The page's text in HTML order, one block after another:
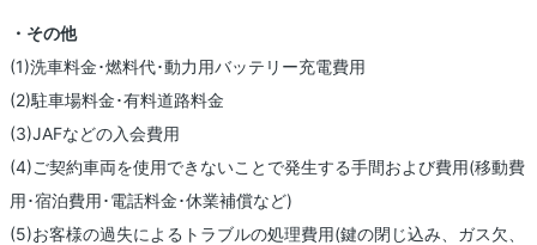
・その他
(1)洗車料金･燃料代･動力用バッテリー充電費用
(2)駐車場料金･有料道路料金
(3)JAFなどの入会費用
(4)ご契約車両を使用できないことで発生する手間および費用(移動費
用･宿泊費用･電話料金･休業補償など)
(5)お客様の過失によるトラブルの処理費用(鍵の閉じ込み、ガス欠、